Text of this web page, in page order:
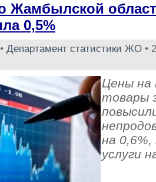
Жамбылской
0,5%
Департамент статистики ЖО •
Цены на
товары
на
услуги